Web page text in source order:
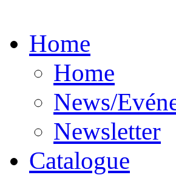
Home
Home
News/
Newsletter
Catalogue